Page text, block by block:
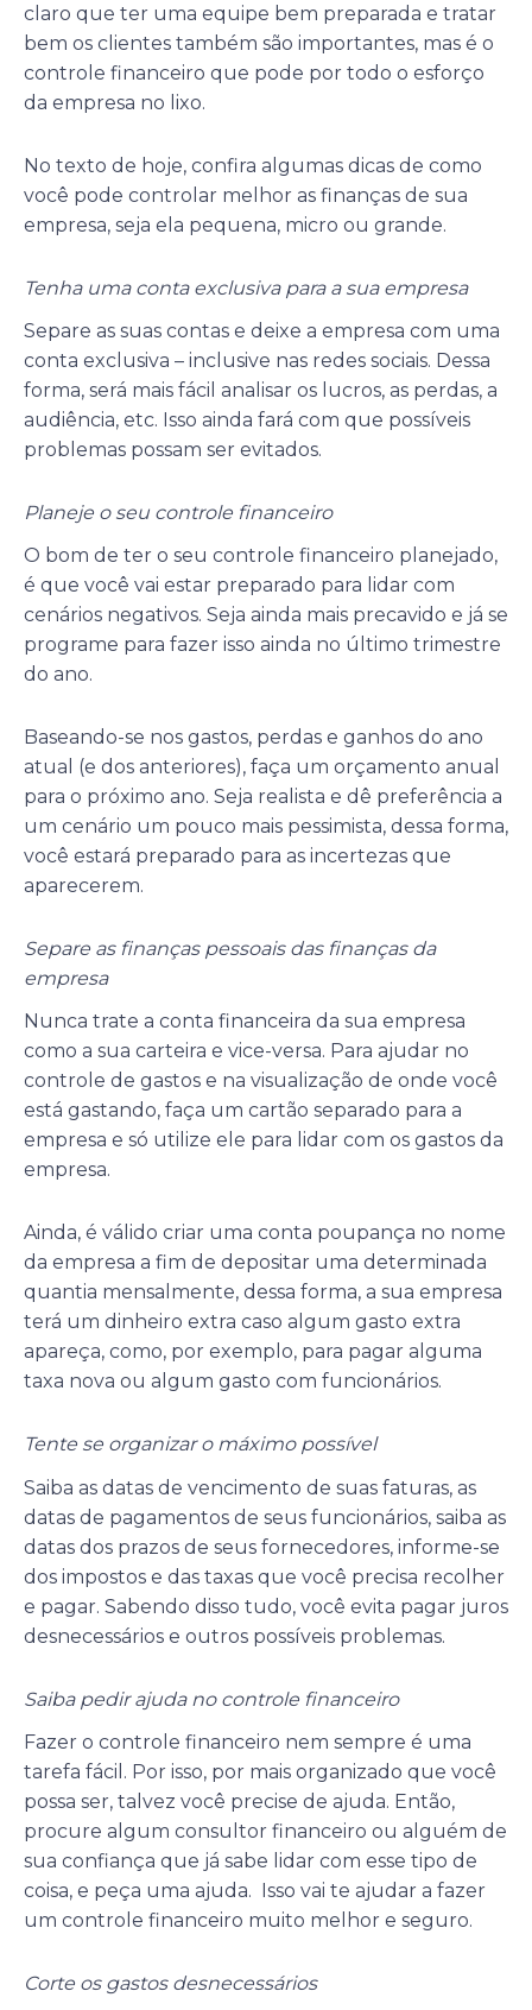
claro que ter uma equipe bem preparada e tratar
bem os clientes também são importantes, mas é o
controle financeiro que pode por todo o esforço
da empresa no lixo.
No texto de hoje, confira algumas dicas de como
você pode controlar melhor as finanças de sua
empresa, seja ela pequena, micro ou grande.
Tenha uma conta exclusiva para a sua empresa
Separe as suas contas e deixe a empresa com uma
conta exclusiva – inclusive nas redes sociais. Dessa
forma, será mais fácil analisar os lucros, as perdas, a
audiência, etc. Isso ainda fará com que possíveis
problemas possam ser evitados.
Planeje o seu controle financeiro
O bom de ter o seu controle financeiro planejado,
é que você vai estar preparado para lidar com
cenários negativos. Seja ainda mais precavido e já se
programe para fazer isso ainda no último trimestre
do ano.
Baseando-se nos gastos, perdas e ganhos do ano
atual (e dos anteriores), faça um orçamento anual
para o próximo ano. Seja realista e dê preferência a
um cenário um pouco mais pessimista, dessa forma,
você estará preparado para as incertezas que
aparecerem.
Separe as finanças pessoais das finanças da
empresa
Nunca trate a conta financeira da sua empresa
como a sua carteira e vice-versa. Para ajudar no
controle de gastos e na visualização de onde você
está gastando, faça um cartão separado para a
empresa e só utilize ele para lidar com os gastos da
empresa.
Ainda, é válido criar uma conta poupança no nome
da empresa a fim de depositar uma determinada
quantia mensalmente, dessa forma, a sua empresa
terá um dinheiro extra caso algum gasto extra
apareça, como, por exemplo, para pagar alguma
taxa nova ou algum gasto com funcionários.
Tente se organizar o máximo possível
Saiba as datas de vencimento de suas faturas, as
datas de pagamentos de seus funcionários, saiba as
datas dos prazos de seus fornecedores, informe-se
dos impostos e das taxas que você precisa recolher
e pagar. Sabendo disso tudo, você evita pagar juros
desnecessários e outros possíveis problemas.
Saiba pedir ajuda no controle financeiro
Fazer o controle financeiro nem sempre é uma
tarefa fácil. Por isso, por mais organizado que você
possa ser, talvez você precise de ajuda. Então,
procure algum consultor financeiro ou alguém de
sua confiança que já sabe lidar com esse tipo de
coisa, e peça uma ajuda. Isso vai te ajudar a fazer
um controle financeiro muito melhor e seguro.
Corte os gastos desnecessários